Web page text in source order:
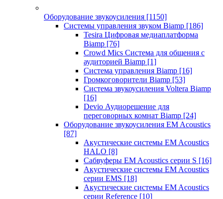
Оборудование звукоусиления [1150]
Системы управления звуком Biamp [186]
Tesira Цифровая медиаплатформа
Biamp [76]
Crowd Mics Система для общения с
аудиторией Biamp [1]
Система управления Biamp [16]
Громкоговорители Biamp [53]
Система звукоусиления Voltera Biamp
[16]
Devio Аудиорешение для
переговорных комнат Biamp [24]
Оборудование звукоусиления EM Acoustics
[87]
Акустические системы EM Acoustics
HALO [8]
Сабвуферы EM Acoustics серии S [16]
Акустические системы EM Acoustics
серии EMS [18]
Акустические системы EM Acoustics
серии Reference [10]